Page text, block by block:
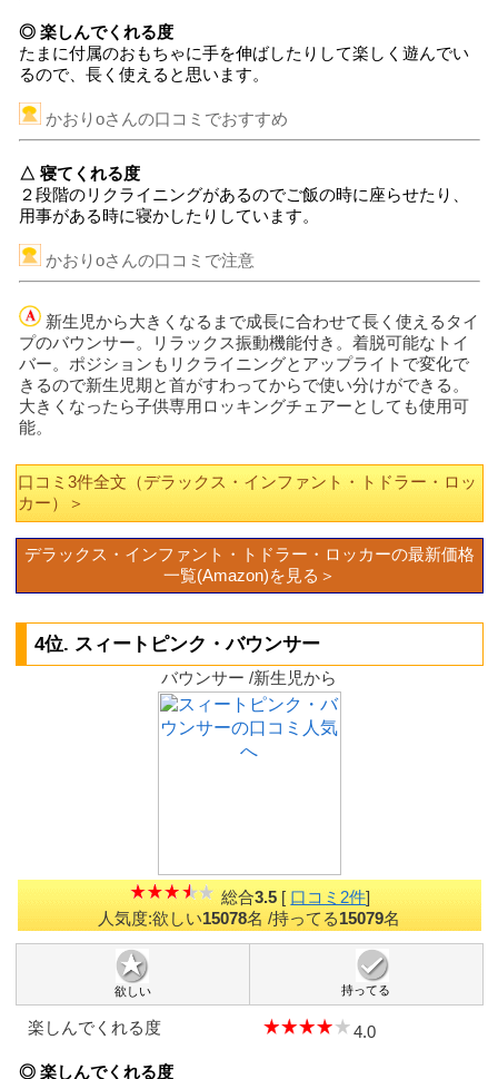
◎ 楽しんでくれる度
たまに付属のおもちゃに手を伸ばしたりして楽しく遊んでい
るので、長く使えると思います。
かおりoさんの口コミでおすすめ
△ 寝てくれる度
２段階のリクライニングがあるのでご飯の時に座らせたり、
用事がある時に寝かしたりしています。
かおりoさんの口コミで注意
新生児から大きくなるまで成長に合わせて長く使えるタイ
プのバウンサー。リラックス振動機能付き。着脱可能なトイ
バー。ポジションもリクライニングとアップライトで変化で
きるので新生児期と首がすわってからで使い分けができる。
大きくなったら子供専用ロッキングチェアーとしても使用可
能。
口コミ3件全文（デラックス・インファント・トドラー・ロッ
カー）＞
デラックス・インファント・トドラー・ロッカーの最新価格
一覧(Amazon)を見る＞
4位. スィートピンク・バウンサー
バウンサー /新生児から
総合3.5[口コミ2件]
人気度:欲しい15078名 /持ってる15079名
欲しい 持ってる
楽しんでくれる度 4.0
◎ 楽しんでくれる度